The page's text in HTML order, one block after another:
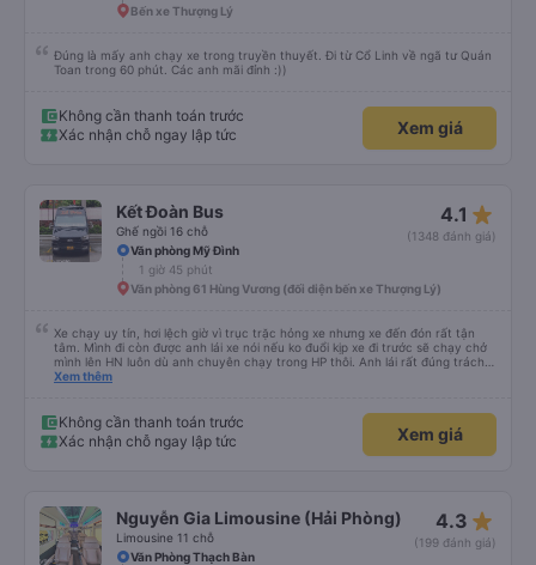
Bến xe Thượng Lý
Đúng là mấy anh chạy xe trong truyền thuyết. Đi từ Cổ Linh về ngã tư Quán
Toan trong 60 phút. Các anh mãi đỉnh :))
Không cần thanh toán trước
Xác nhận chỗ ngay lập tức
Xem giá
Kết Đoàn Bus
Ghế ngồi 16 chỗ
4.1 star_rate
(1348 đánh giá)
Văn phòng Mỹ Đình
1 giờ 45 phút
Văn phòng 61 Hùng Vương (đối diện bến xe Thượng Lý)
Xe chạy uy tín, hơi lệch giờ vì trục trặc hỏng xe nhưng xe đến đón rất tận
tâm. Mình đi còn được anh lái xe nói nếu ko đuổi kịp xe đi trước sẽ chạy chở
mình lên HN luôn dù anh chuyên chạy trong HP thôi. Anh lái rất đúng trách
nhiệm của công ty là đặt khách lên hàng đầu. Sẽ ủng hộ xe dài dài. P/s: xe
Xem thêm
Không cần thanh toán trước
Xác nhận chỗ ngay lập tức
Xem giá
Nguyễn Gia Limousine (Hải Phòng)
Limousine 11 chỗ
4.3 star_rate
(199 đánh giá)
Văn Phòng Thạch Bàn